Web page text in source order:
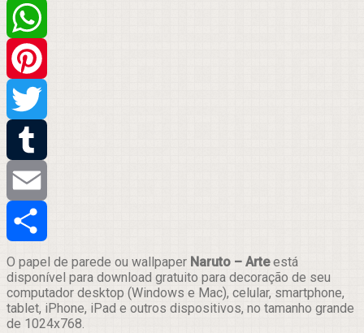
Facebook
WhatsApp
Pinterest
Twitter
Tumblr
Email
Compartilhar
O papel de parede ou wallpaper Naruto – Arteestá
disponível para download gratuito para decoração de seu
computador desktop (Windows e Mac), celular, smartphone,
tablet, iPhone, iPad e outros dispositivos, no tamanho grande
de 1024x768.